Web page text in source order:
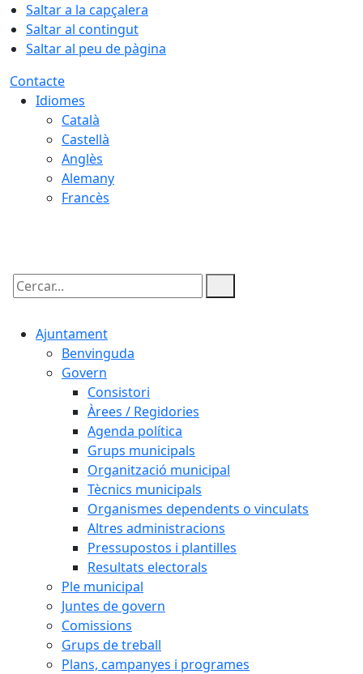
Saltar a la capçalera
Saltar al contingut
Saltar al peu de pàgina
Contacte
Idiomes
Català
Castellà
Anglès
Alemany
Francès
Cercar:
Ajuntament
Benvinguda
Govern
Consistori
Àrees / Regidories
Agenda política
Grups municipals
Organització municipal
Tècnics municipals
Organismes dependents o vinculats
Altres administracions
Pressupostos i plantilles
Resultats electorals
Ple municipal
Juntes de govern
Comissions
Grups de treball
Plans, campanyes i programes